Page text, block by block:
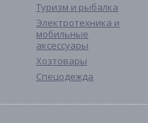
Туризм и рыбалка
Электротехника и
мобильные
аксессуары
Хозтовары
Спецодежда